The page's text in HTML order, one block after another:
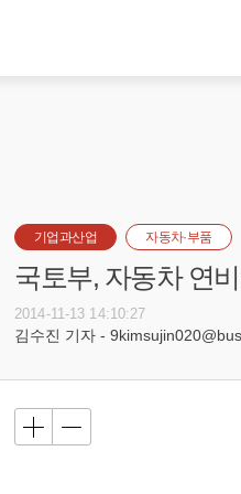
기업과산업 자동차·부품
국토부, 자동차 연
2014-11-13 14:10:27
김수진 기자 -